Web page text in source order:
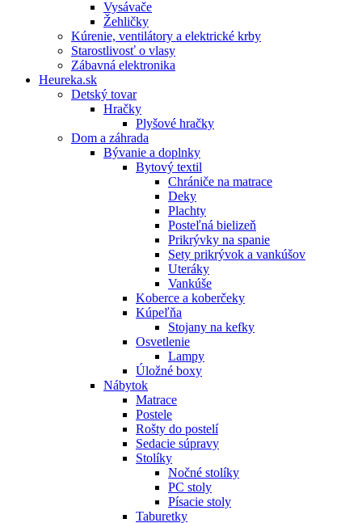
Vysávače
Žehličky
Kúrenie, ventilátory a elektrické krby
Starostlivosť o vlasy
Zábavná elektronika
Heureka.sk
Detský tovar
Hračky
Plyšové hračky
Dom a záhrada
Bývanie a doplnky
Bytový textil
Chrániče na matrace
Deky
Plachty
Posteľná bielizeň
Prikrývky na spanie
Sety prikrývok a vankúšov
Uteráky
Vankúše
Koberce a koberčeky
Kúpeľňa
Stojany na kefky
Osvetlenie
Lampy
Úložné boxy
Nábytok
Matrace
Postele
Rošty do postelí
Sedacie súpravy
Stolíky
Nočné stolíky
PC stoly
Písacie stoly
Taburetky